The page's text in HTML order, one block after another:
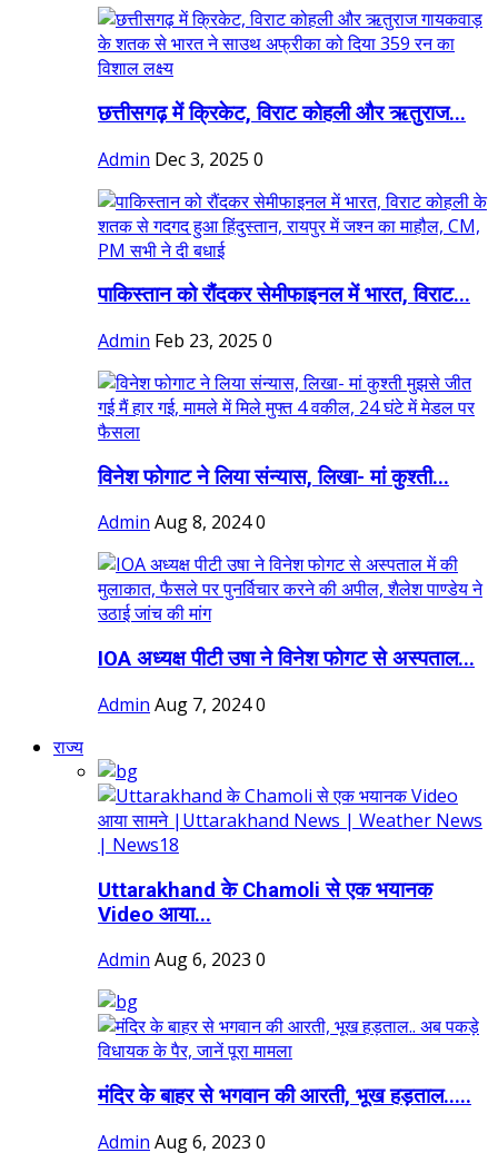
छत्तीसगढ़ में क्रिकेट, विराट कोहली और ऋतुराज...
Admin Dec 3, 2025 0
पाकिस्तान को रौंदकर सेमीफाइनल में भारत, विराट...
Admin Feb 23, 2025 0
विनेश फोगाट ने लिया संन्यास, लिखा- मां कुश्ती...
Admin Aug 8, 20240
IOA अध्यक्ष पीटी उषा ने विनेश फोगट से अस्पताल...
Admin Aug 7, 20240
राज्य
Uttarakhand के Chamoli से एक भयानक
Video आया...
Admin Aug 6, 2023 0
मंदिर के बाहर से भगवान की आरती, भूख हड़ताल.....
Admin Aug 6, 2023 0